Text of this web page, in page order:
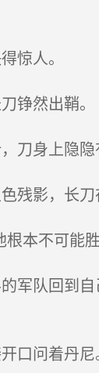
惊人。
铮然出鞘。
身上隐隐
残影，长刀
本不可能
军队回到
问着丹